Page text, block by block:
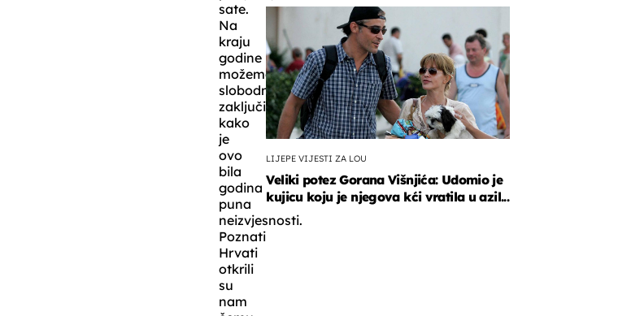
sate.
Na
kraju
godine
možemo
slobodno
zaključiti
kako
je
ovo
bila
godina
puna
neizvjesnosti.
Poznati
Hrvati
otkrili
su
nam
LIJEPE VIJESTI ZA LOU
Veliki potez Gorana Višnjića: Udomio je
kujicu koju je njegova kći vratila u azil...